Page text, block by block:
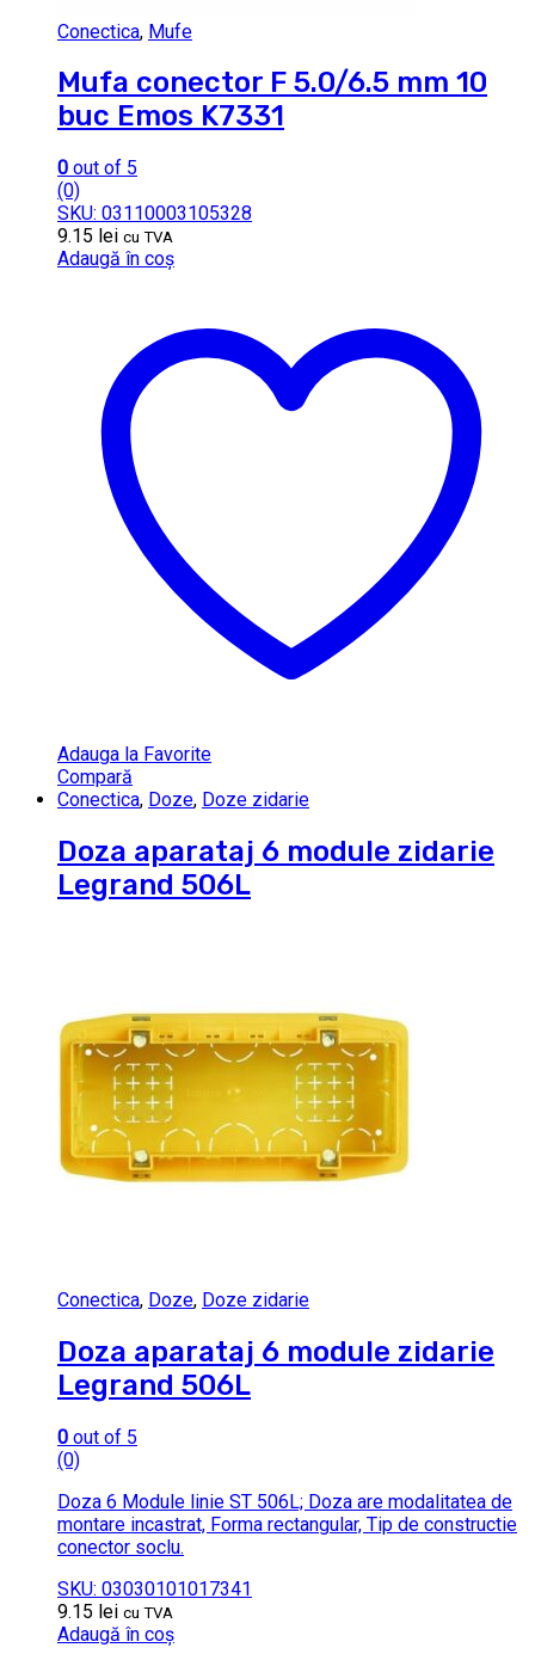
Conectica, Mufe
Mufa conector F 5.0/6.5 mm 10
buc Emos K7331
0 out of 5
(0)
SKU: 03110003105328
9.15 lei cu TVA
Adaugă în coș
Adauga la Favorite
Compară
Conectica, Doze, Doze zidarie
Doza aparataj 6 module zidarie
Legrand 506L
Conectica, Doze, Doze zidarie
Doza aparataj 6 module zidarie
Legrand 506L
0 out of 5
(0)
Doza 6 Module linie ST 506L; Doza are modalitatea de
montare incastrat, Forma rectangular, Tip de constructie
conector soclu.
SKU: 03030101017341
9.15 lei cu TVA
Adaugă în coș